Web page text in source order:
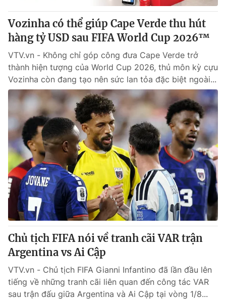
Vozinha có thể giúp Cape Verde thu hút
hàng tỷ USD sau FIFA World Cup 2026™
VTV.vn - Không chỉ góp công đưa Cape Verde trở
thành hiện tượng của World Cup 2026, thủ môn kỳ cựu
Vozinha còn đang tạo nên sức lan tỏa đặc biệt ngoài...
Chủ tịch FIFA nói về tranh cãi VAR trận
Argentina vs Ai Cập
VTV.vn - Chủ tịch FIFA Gianni Infantino đã lần đầu lên
tiếng về những tranh cãi liên quan đến công tác VAR
sau trận đấu giữa Argentina và Ai Cập tại vòng 1/8...